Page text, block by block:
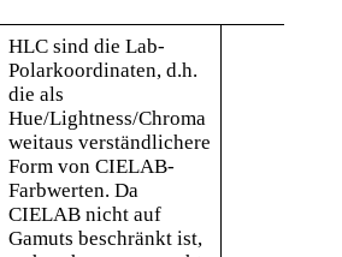
HLC sind die Lab-
Polarkoordinaten, d.h.
die als
Hue/Lightness/Chroma
weitaus verständlichere
Form von CIELAB-
Farbwerten. Da
CIELAB nicht auf
Gamuts beschränkt ist,